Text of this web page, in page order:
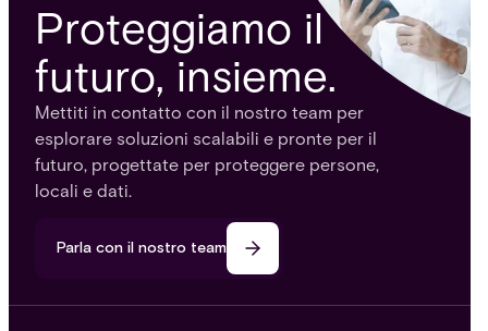
Proteggiamo il
futuro, insieme.
Mettiti in contatto con il nostro team per
esplorare soluzioni scalabili e pronte per il
futuro, progettate per proteggere persone,
locali e dati.
Parla con il nostro team